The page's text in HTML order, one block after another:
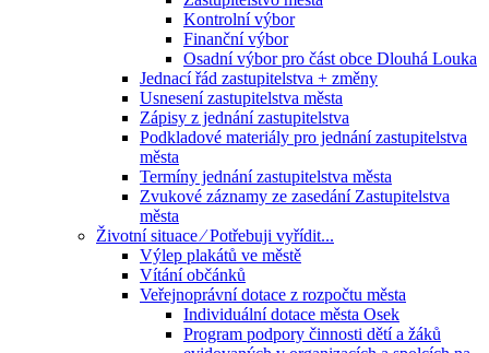
Kontrolní výbor
Finanční výbor
Osadní výbor pro část obce Dlouhá Louka
Jednací řád zastupitelstva + změny
Usnesení zastupitelstva města
Zápisy z jednání zastupitelstva
Podkladové materiály pro jednání zastupitelstva
města
Termíny jednání zastupitelstva města
Zvukové záznamy ze zasedání Zastupitelstva
města
Životní situace ⁄ Potřebuji vyřídit...
Výlep plakátů ve městě
Vítání občánků
Veřejnoprávní dotace z rozpočtu města
Individuální dotace města Osek
Program podpory činnosti dětí a žáků